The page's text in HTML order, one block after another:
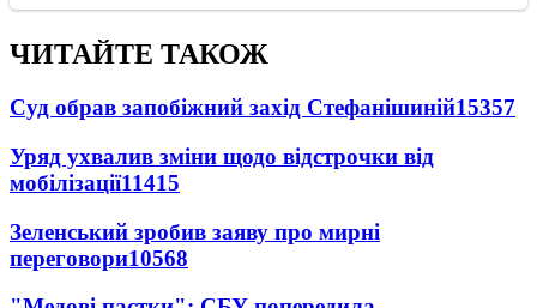
ЧИТАЙТЕ ТАКОЖ
Суд обрав запобіжний захід Стефанішиній15357
Уряд ухвалив зміни щодо відстрочки від
мобілізації11415
Зеленський зробив заяву про мирні
переговори10568